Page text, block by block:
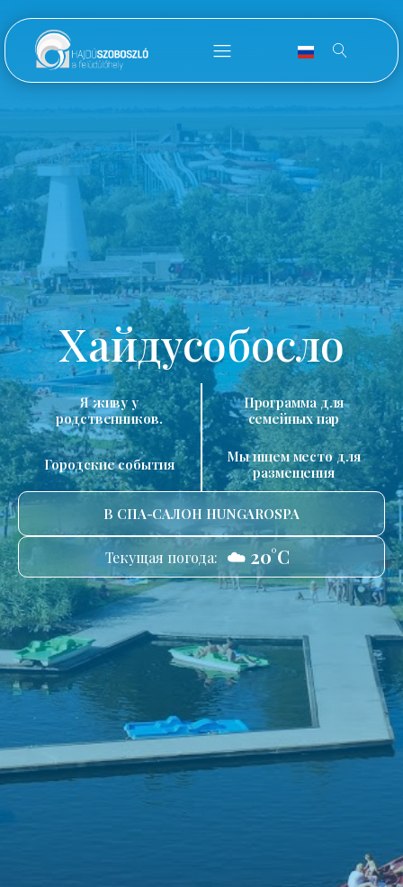
Хайдусобосло
Я живу у
родственников.
Программа для
семейных пар
Городские события
Мы ищем место для
размещения
В СПА-САЛОН HUNGAROSPA
Текущая погода: ☁️ 20°C